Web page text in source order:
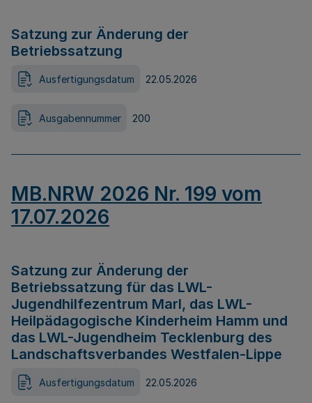
Satzung zur Änderung der
Betriebssatzung
Ausfertigungsdatum 22.05.2026
Ausgabennummer 200
MB.NRW 2026 Nr. 199 vom
17.07.2026
Satzung zur Änderung der
Betriebssatzung für das LWL-
Jugendhilfezentrum Marl, das LWL-
Heilpädagogische Kinderheim Hamm und
das LWL-Jugendheim Tecklenburg des
Landschaftsverbandes Westfalen-Lippe
Ausfertigungsdatum 22.05.2026